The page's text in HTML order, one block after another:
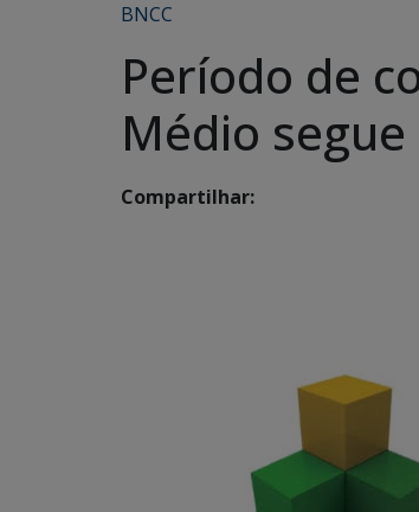
BNCC
Período de
Médio
Compartilhar: